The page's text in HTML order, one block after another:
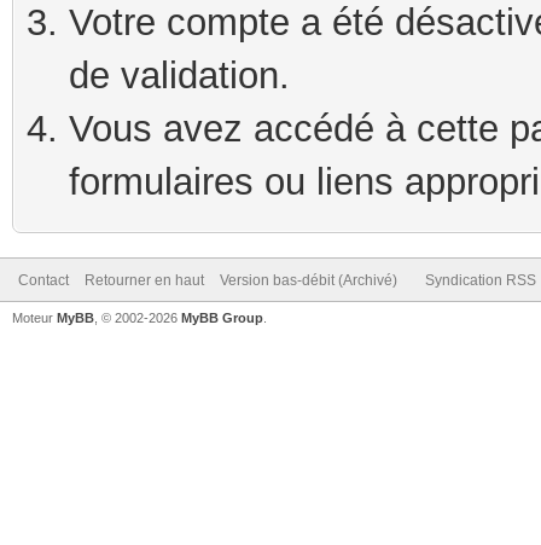
Votre compte a été
de validation.
Vous avez accédé à cette
formulaires ou liens
Contact Retourner en haut Version bas-débit (Archivé) Syndication RSS
Moteur MyBB , © 2002-2026 MyBB Group